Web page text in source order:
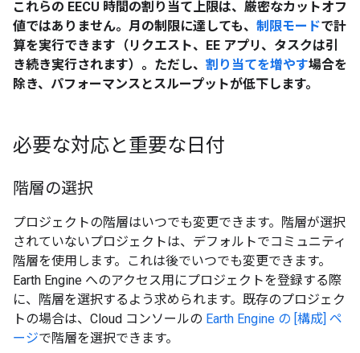
これらの EECU 時間の割り当て上限は、厳密なカットオフ
値ではありません。月の制限に達しても、 制限モードで計
算を実行できます（リクエスト、EE アプリ、タスクは引
き続き実行されます）。ただし、 割り当てを増やす場合を
除き、パフォーマンスとスループットが低下します。
必要な対応と重要な日付
階層の選択
プロジェクトの階層はいつでも変更できます。階層が選択
されていないプロジェクトは、デフォルトでコミュニティ
階層を使用します。これは後でいつでも変更できます。
Earth Engine へのアクセス用にプロジェクトを登録する際
に、階層を選択するよう求められます。既存のプロジェク
トの場合は、Cloud コンソールの Earth Engine の [構成] ペ
ージで階層を選択できます。